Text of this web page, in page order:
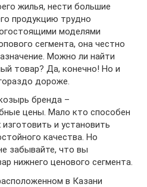
жилья, нести большие
продукцию трудно
моделями
сегмента, она честно
Можно ли найти
товар? Да, конечно! Но и
дороже.
бренда –
цены. Мало кто способен
изготовить и установить
качества. Но
забывайте, что вы
нижнего ценового сегмента.
в Казани